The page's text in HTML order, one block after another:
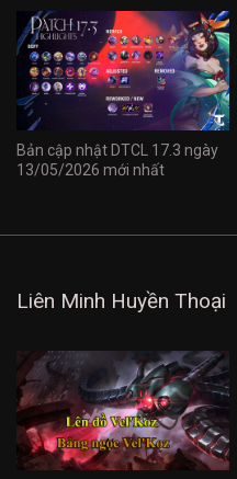
Bản cập nhật DTCL 17.3 ngày
13/05/2026 mới nhất
Liên Minh Huyền Thoại